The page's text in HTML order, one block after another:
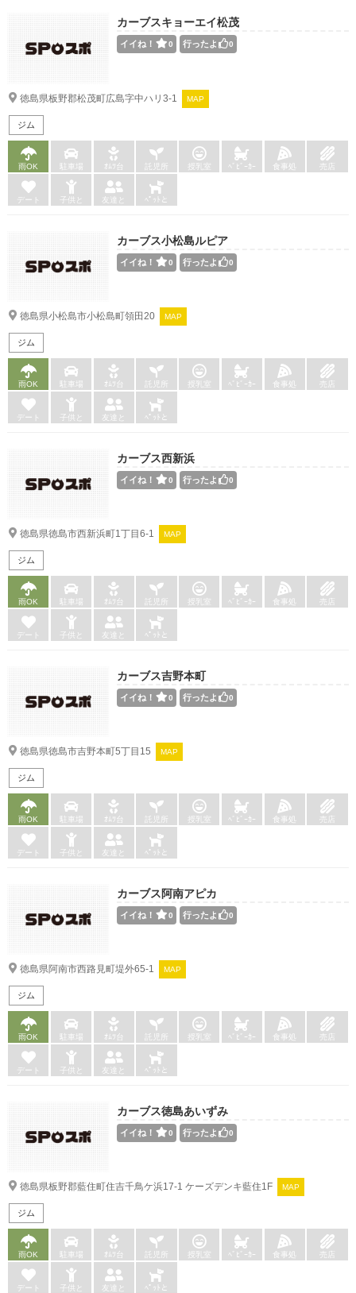
カーブスキョーエイ松茂
イイね！ 0 行ったよ 0
徳島県板野郡松茂町広島字中ハリ3-1 MAP
ジム
雨OK 駐車場 ｵﾑﾂ台 託児所 授乳室 ﾍﾞﾋﾞｰｶｰ 食事処 売店
デート 子供と 友達と ﾍﾟｯﾄと
カーブス小松島ルピア
イイね！ 0 行ったよ 0
徳島県小松島市小松島町領田20 MAP
ジム
雨OK 駐車場 ｵﾑﾂ台 託児所 授乳室 ﾍﾞﾋﾞｰｶｰ 食事処 売店
デート 子供と 友達と ﾍﾟｯﾄと
カーブス西新浜
イイね！ 0 行ったよ 0
徳島県徳島市西新浜町1丁目6-1 MAP
ジム
雨OK 駐車場 ｵﾑﾂ台 託児所 授乳室 ﾍﾞﾋﾞｰｶｰ 食事処 売店
デート 子供と 友達と ﾍﾟｯﾄと
カーブス吉野本町
イイね！ 0 行ったよ 0
徳島県徳島市吉野本町5丁目15 MAP
ジム
雨OK 駐車場 ｵﾑﾂ台 託児所 授乳室 ﾍﾞﾋﾞｰｶｰ 食事処 売店
デート 子供と 友達と ﾍﾟｯﾄと
カーブス阿南アピカ
イイね！ 0 行ったよ 0
徳島県阿南市西路見町堤外65-1 MAP
ジム
雨OK 駐車場 ｵﾑﾂ台 託児所 授乳室 ﾍﾞﾋﾞｰｶｰ 食事処 売店
デート 子供と 友達と ﾍﾟｯﾄと
カーブス徳島あいずみ
イイね！ 0 行ったよ 0
徳島県板野郡藍住町住吉千鳥ケ浜17-1 ケーズデンキ藍住1F MAP
ジム
雨OK 駐車場 ｵﾑﾂ台 託児所 授乳室 ﾍﾞﾋﾞｰｶｰ 食事処 売店
デート 子供と 友達と ﾍﾟｯﾄと